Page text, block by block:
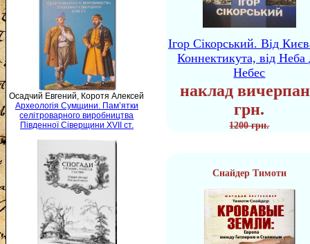
Осадчий Евгений, Коротя Алексей
Археологія Сумщини. Пам’ятки
селітроварного виробництва
Південної Сіверщини XVII ст.
Ігор Сікорський. Від
Коннектикута, від Неба
Небес
наклад
грн.
1200 грн.
Снайдер Тимоти